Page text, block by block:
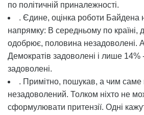
по політичній приналежності.
. Єдине, оцінка роботи Байдена
напрямку: В середньому по країні,
одобрює, половина незадоволені.
Демократів задоволені і лише 14%
задоволені.
. Примітно, пошукав, а чим саме
незадоволений. Толком ніхто не
сформулювати притензії. Одні